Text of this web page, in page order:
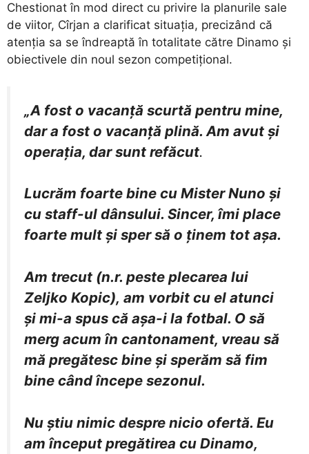
​Chestionat în mod direct cu privire la planurile sale
de viitor, Cîrjan a clarificat situația, precizând că
atenția sa se îndreaptă în totalitate către Dinamo și
obiectivele din noul sezon competițional.
„A fost o vacanță scurtă pentru mine,
dar a fost o vacanță plină. Am avut și
operația, dar sunt refăcut.
Lucrăm foarte bine cu Mister Nuno și
cu staff-ul dânsului. Sincer, îmi place
foarte mult și sper să o ținem tot așa.
Am trecut (n.r. peste plecarea lui
Zeljko Kopic), am vorbit cu el atunci
și mi-a spus că așa-i la fotbal. O să
merg acum în cantonament, vreau să
mă pregătesc bine și sperăm să fim
bine când începe sezonul.
Nu știu nimic despre nicio ofertă. Eu
am început pregătirea cu Dinamo,